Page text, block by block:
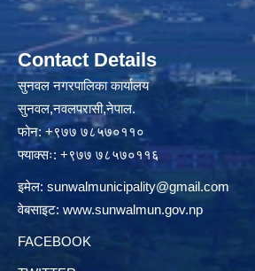
Contact Details
सुनवल नगरपालिका कार्यालय
सुनवल,नवलपरासी,नेपाल.
फोन: +९७७ ७८५७०११०
फ्याक्सः: +९७७ ७८५७०११६
इमेल: sunwalmunicipality@gmail.com
वेबसाइट: www.sunwalmun.gov.np
FACEBOOK